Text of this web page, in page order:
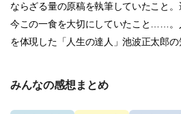
ならざる量の原稿を執筆していたこと。
今この一食を大切にしていたこと……。
を体現した「人生の達人」池波正太郎の
みんなの感想まとめ